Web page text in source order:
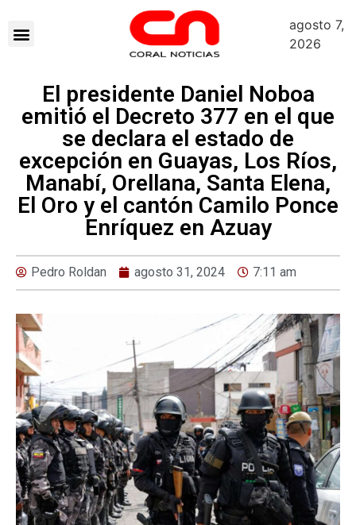
agosto 7,
2026
El presidente Daniel Noboa
emitió el Decreto 377 en el que
se declara el estado de
excepción en Guayas, Los Ríos,
Manabí, Orellana, Santa Elena,
El Oro y el cantón Camilo Ponce
Enríquez en Azuay
Pedro Roldan agosto 31, 2024 7:11 am